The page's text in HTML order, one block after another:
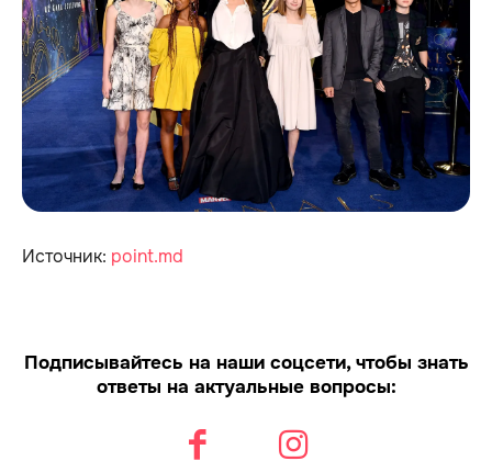
Источник: point.md
Подписывайтесь на наши соцсети, чтобы знать
ответы на актуальные вопросы: